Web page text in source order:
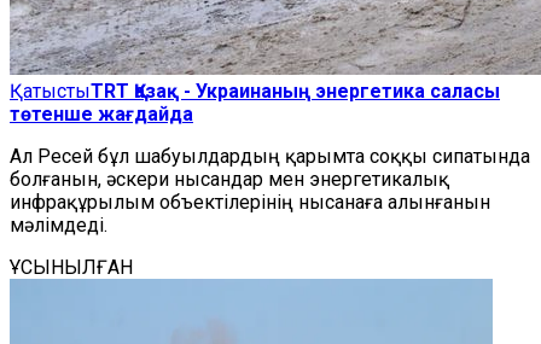
ҚатыстыTRT Қазақ - Украинаның энергетика саласы
төтенше жағдайда
Ал Ресей бұл шабуылдардың қарымта соққы сипатында
болғанын, әскери нысандар мен энергетикалық
инфрақұрылым объектілерінің нысанаға алынғанын
мәлімдеді.
ҰСЫНЫЛҒАН